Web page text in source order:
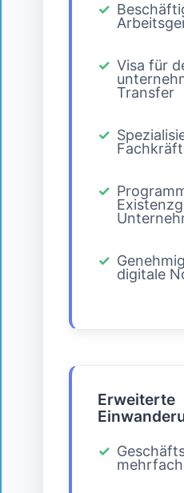
Visa für
Transfer
digitale
Erweiterte